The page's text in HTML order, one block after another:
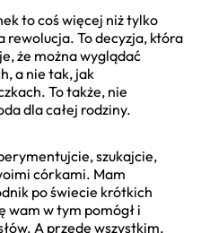
to coś więcej niż tylko
rewolucja. To decyzja, która
że można wyglądać
a nie tak, jak
To także, nie
dla całej rodziny.
szukajcie,
córkami. Mam
po świecie krótkich
wam w tym pomógł i
A przede wszystkim,